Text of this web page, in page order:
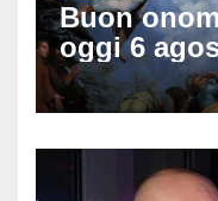
Buon
oggi 6
di auguri